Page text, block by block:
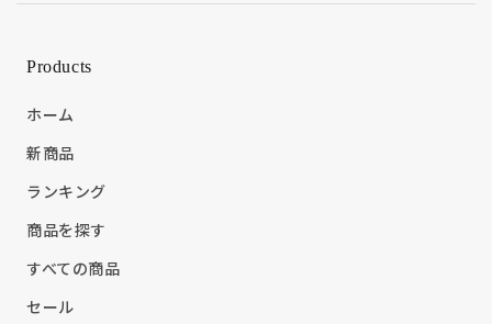
Products
ホーム
新商品
ランキング
商品を探す
すべての商品
セール